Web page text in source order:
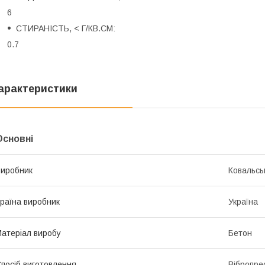
6
СТИРАНІСТЬ, < Г/КВ.СМ:
0.7
виробник Україна
виробу Бетон